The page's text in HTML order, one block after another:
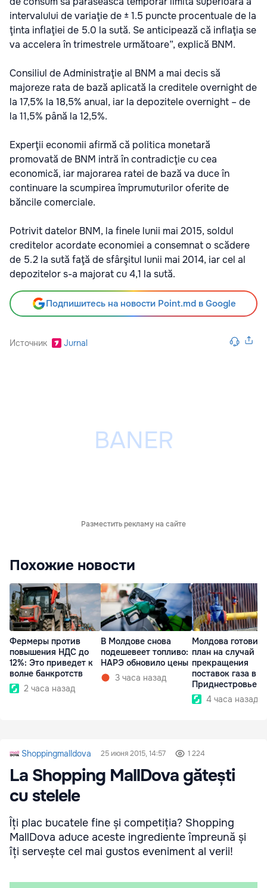
intervalului de variaţie de ± 1.5 puncte procentuale de la
ţinta inflaţiei de 5.0 la sută. Se anticipează că inflaţia se
va accelera în trimestrele următoare”, explică BNM.
Consiliul de Administraţie al BNM a mai decis să
majoreze rata de bază aplicată la creditele overnight de
la 17,5% la 18,5% anual, iar la depozitele overnight – de
la 11,5% până la 12,5%.
Experţii economii afirmă că politica monetară
promovată de BNM intră în contradicţie cu cea
economică, iar majorarea ratei de bază va duce în
continuare la scumpirea împrumuturilor oferite de
băncile comerciale.
Potrivit datelor BNM, la finele lunii mai 2015, soldul
creditelor acordate economiei a consemnat o scădere
de 5.2 la sută faţă de sfârşitul lunii mai 2014, iar cel al
depozitelor s-a majorat cu 4,1 la sută.
Подпишитесь на новости Point.md в Google
Источник Jurnal
Разместить рекламу на сайте
Похожие новости
Фермеры против
повышения НДС до
12%: Это приведет к
волне банкротств
2 часа назад
В Молдове снова
подешевеет топливо:
НАРЭ обновило цены
3 часа назад
Молдова готовит
план на случай
прекращения
поставок газа в
Приднестровье
4 часа назад
Shoppingmalldova 25 июня 2015, 14:57 1 224
La Shopping MallDova gătești
cu stelele
Îți plac bucatele fine și competiția? Shopping
MallDova aduce aceste ingrediente împreună și
îți servește cel mai gustos eveniment al verii!